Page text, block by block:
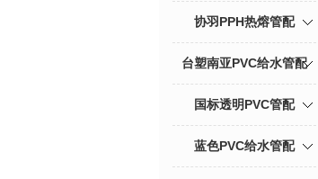
协羽PPH热熔管配
台塑南亚PVC给水管配
国标透明PVC管配
蓝色PVC给水管配